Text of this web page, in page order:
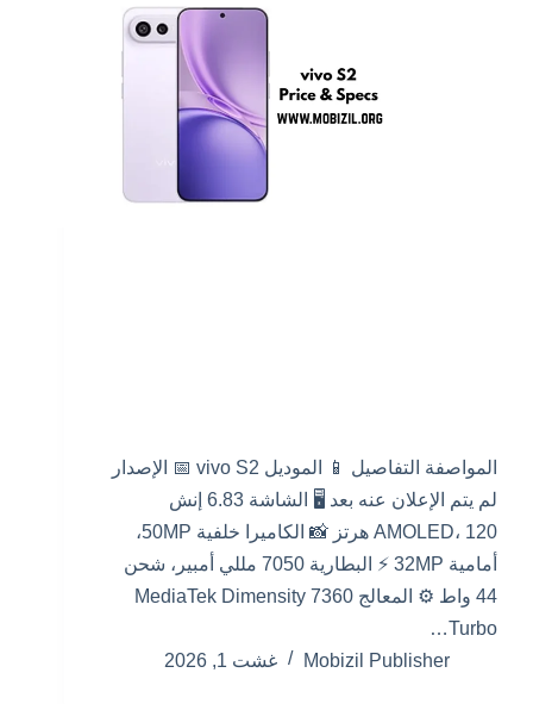
المواصفة التفاصيل 📱 الموديل vivo S2 📅 الإصدار
لم يتم الإعلان عنه بعد 🖥️ الشاشة 6.83 إنش
AMOLED، 120 هرتز 📸 الكاميرا خلفية 50MP،
أمامية 32MP ⚡ البطارية 7050 مللي أمبير، شحن
44 واط ⚙️ المعالج MediaTek Dimensity 7360
Turbo…
Mobizil Publisher
غشت 1, 2026